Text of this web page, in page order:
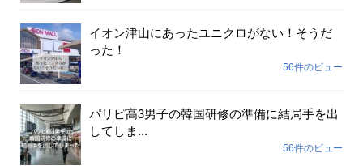
イオン津山にあったユニクロがない！そうだ
った！
56件のビュー
パリピ高3男子の韓国研修の準備に結局手を出
してしま...
56件のビュー